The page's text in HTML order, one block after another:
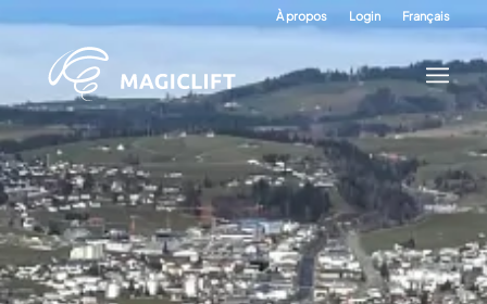
À propos Login Français